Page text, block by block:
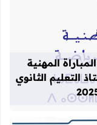
عن لوائح نهائية بأسماء
المهنية
التعليم الثانوي